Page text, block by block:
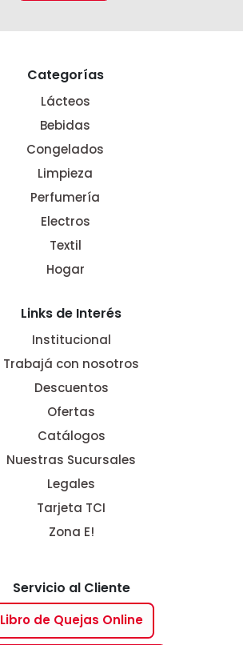
Categorías
Lácteos
Bebidas
Congelados
Limpieza
Perfumería
Electros
Textil
Hogar
Links de Interés
Institucional
Trabajá con nosotros
Descuentos
Ofertas
Catálogos
Nuestras Sucursales
Legales
Tarjeta TCI
Zona E!
Servicio al Cliente
Libro de Quejas Online